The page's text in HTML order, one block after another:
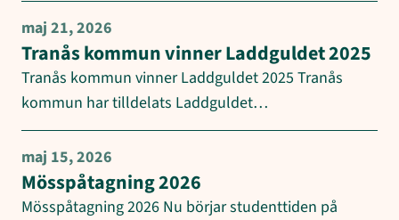
maj 21, 2026
Tranås kommun vinner Laddguldet 2025
Tranås kommun vinner Laddguldet 2025 Tranås
kommun har tilldelats Laddguldet…
maj 15, 2026
Mösspåtagning 2026
Mösspåtagning 2026 Nu börjar studenttiden på